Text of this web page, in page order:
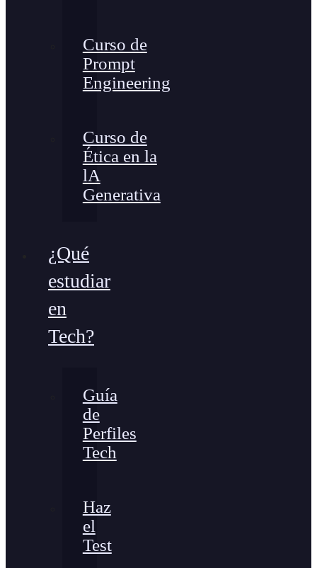
Curso de
Prompt
Engineering
Curso de
Ética en la
lA
Generativa
¿Qué
estudiar
en
Tech?
Guía
de
Perfiles
Tech
Haz
el
Test